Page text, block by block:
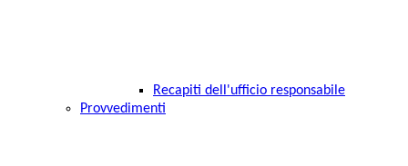
Recapiti dell'ufficio responsabile
Provvedimenti